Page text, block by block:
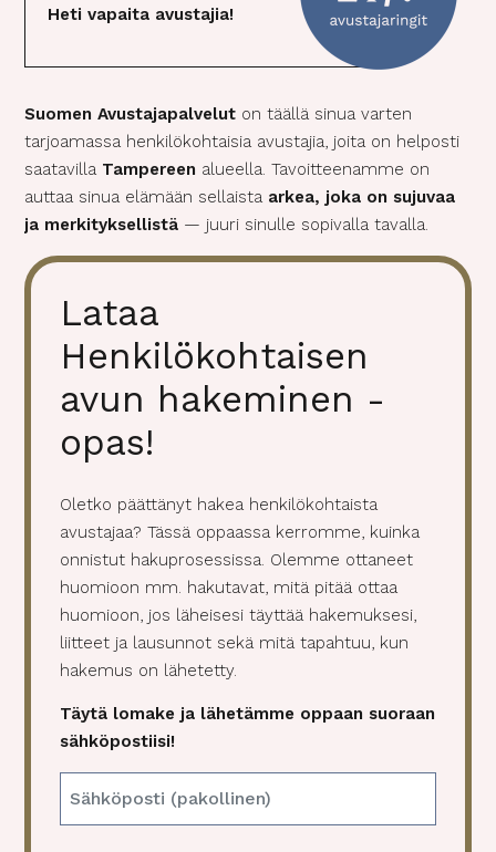
Heti vapaita avustajia!
Suomen Avustajapalvelut on täällä sinua varten
tarjoamassa henkilökohtaisia avustajia, joita on helposti
saatavilla Tampereen alueella. Tavoitteenamme on
auttaa sinua elämään sellaista arkea, joka on sujuvaa
ja merkityksellistä — juuri sinulle sopivalla tavalla.
Lataa
Henkilökohtaisen
avun hakeminen -
opas!
Oletko päättänyt hakea henkilökohtaista
avustajaa? Tässä oppaassa kerromme, kuinka
onnistut hakuprosessissa. Olemme ottaneet
huomioon mm. hakutavat, mitä pitää ottaa
huomioon, jos läheisesi täyttää hakemuksesi,
liitteet ja lausunnot sekä mitä tapahtuu, kun
hakemus on lähetetty.
Täytä lomake ja lähetämme oppaan suoraan
sähköpostiisi!